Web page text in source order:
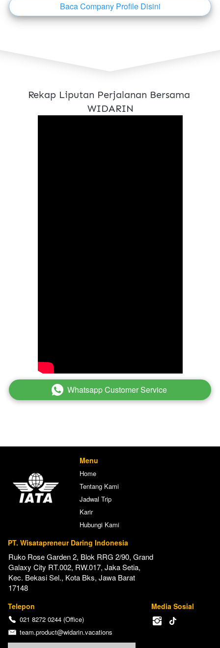
`Baca Company Profile Disini
Rekap Liputan Perjalanan Bersama
WIDARIN
` Whatsapp Customer Service
Menu
Home
Tentang Kami
Jadwal Trip
Karir
Hubungi Kami
PT. Wisatapreneur Daring Indonesia
Ruko Rose Garden 2, Blok RRG 2/90, Grand
Galaxy City RT.002, RW.017, Jaka Setia,
Kec. Bekasi Sel., Kota Bks, Jawa Barat
17148
Telepon
021 8272 0244 (Office)
team.product@widarin.vacations
Media Sosial